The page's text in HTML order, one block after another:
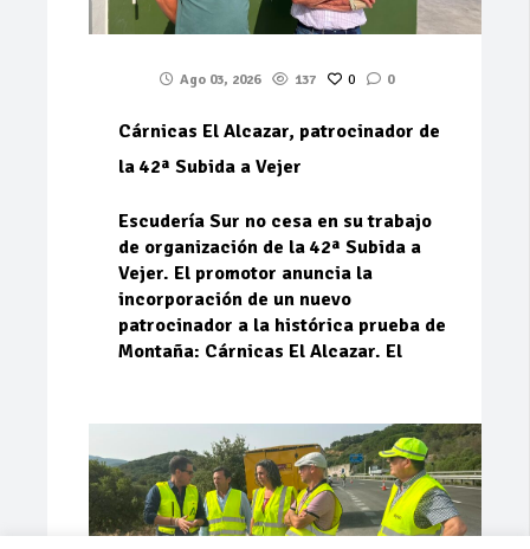
Ago 03, 2026 137 0 0
Cárnicas El Alcazar, patrocinador de
la 42ª Subida a Vejer
Escudería Sur no cesa en su trabajo
de organización de la 42ª Subida a
Vejer. El promotor anuncia la
incorporación de un nuevo
patrocinador a la histórica prueba de
Montaña: Cárnicas El Alcazar. El